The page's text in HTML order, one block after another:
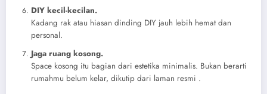
DIY kecil-kecilan.
Kadang rak atau hiasan dinding DIY jauh lebih hemat dan
personal.
Jaga ruang kosong.
Space kosong itu bagian dari estetika minimalis. Bukan berarti
rumahmu belum kelar, dikutip dari laman resmi .